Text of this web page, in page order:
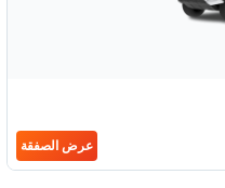
عرض الصفقة